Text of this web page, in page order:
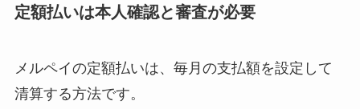
定額払いは本人確認と審査が必要
メルペイの定額払いは、毎月の支払額を設定して
清算する方法です。